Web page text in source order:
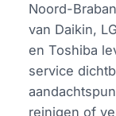
Noord-
van Daikin,
en Toshiba
service
reinigen of